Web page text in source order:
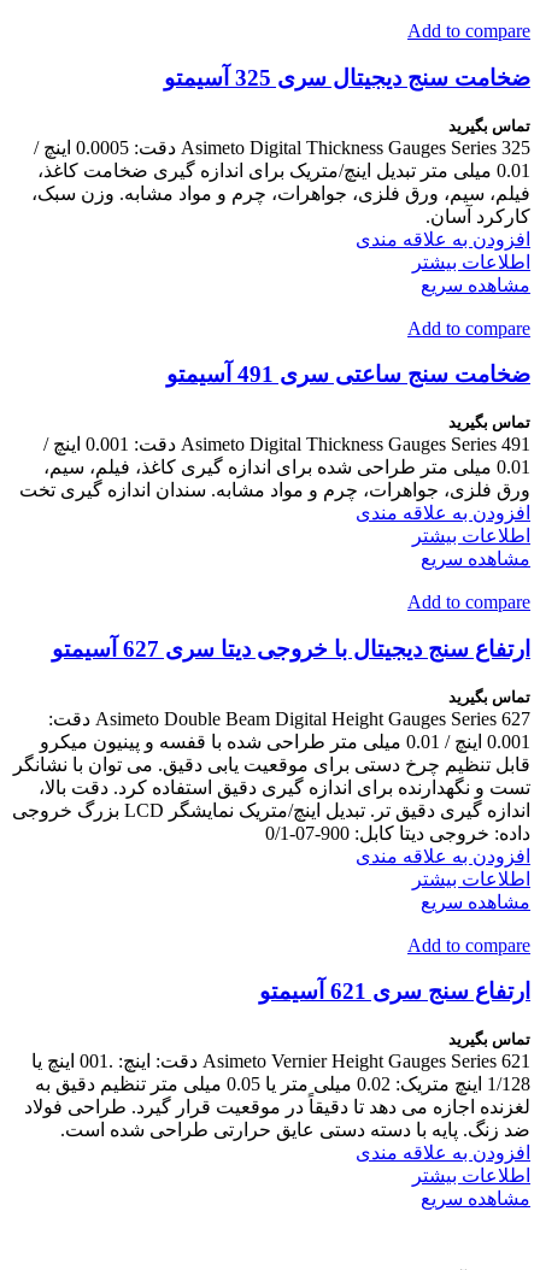
Add to compare
ضخامت سنج دیجیتال سری 325 آسیمتو
تماس بگیرید
Asimeto Digital Thickness Gauges Series 325 دقت: 0.0005 اینچ /
0.01 میلی متر تبدیل اینچ/متریک برای اندازه گیری ضخامت کاغذ،
فیلم، سیم، ورق فلزی، جواهرات، چرم و مواد مشابه. وزن سبک،
کارکرد آسان.
افزودن به علاقه مندی
اطلاعات بیشتر
مشاهده سریع
Add to compare
ضخامت سنج ساعتی سری 491 آسیمتو
تماس بگیرید
Asimeto Digital Thickness Gauges Series 491 دقت: 0.001 اینچ /
0.01 میلی متر طراحی شده برای اندازه گیری کاغذ، فیلم، سیم،
ورق فلزی، جواهرات، چرم و مواد مشابه. سندان اندازه گیری تخت
افزودن به علاقه مندی
اطلاعات بیشتر
مشاهده سریع
Add to compare
ارتفاع سنج دیجیتال با خروجی دیتا سری 627 آسیمتو
تماس بگیرید
Asimeto Double Beam Digital Height Gauges Series 627 دقت:
0.001 اینچ / 0.01 میلی متر طراحی شده با قفسه و پینیون میکرو
قابل تنظیم چرخ دستی برای موقعیت یابی دقیق. می توان با نشانگر
تست و نگهدارنده برای اندازه گیری دقیق استفاده کرد. دقت بالا،
اندازه گیری دقیق تر. تبدیل اینچ/متریک نمایشگر LCD بزرگ خروجی
داده: خروجی دیتا کابل: 900-07-0/1
افزودن به علاقه مندی
اطلاعات بیشتر
مشاهده سریع
Add to compare
ارتفاع سنج سری 621 آسیمتو
تماس بگیرید
Asimeto Vernier Height Gauges Series 621 دقت: اینچ: .001 اینچ یا
1/128 اینچ متریک: 0.02 میلی متر یا 0.05 میلی متر تنظیم دقیق به
لغزنده اجازه می دهد تا دقیقاً در موقعیت قرار گیرد. طراحی فولاد
ضد زنگ. پایه با دسته دستی عایق حرارتی طراحی شده است.
افزودن به علاقه مندی
اطلاعات بیشتر
مشاهده سریع